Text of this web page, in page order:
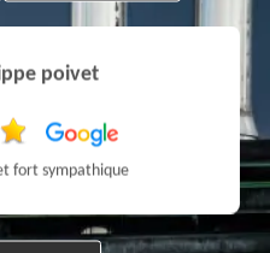
poivet
fort sympathique